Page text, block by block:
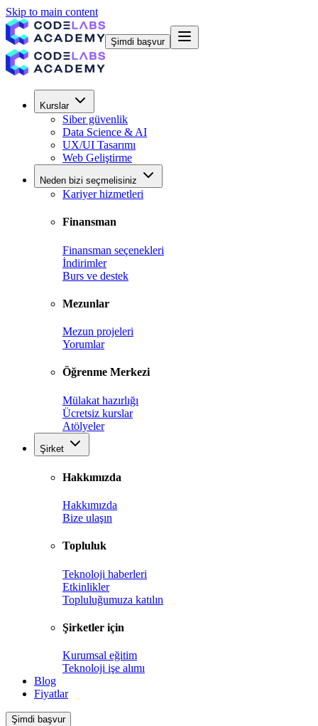
Skip to main content
Şimdi başvur
Kurslar
Siber güvenlik
Data Science & AI
UX/UI Tasarımı
Web Geliştirme
Neden bizi seçmelisiniz
Kariyer hizmetleri
Finansman
Finansman seçenekleri
İndirimler
Burs ve destek
Mezunlar
Mezun projeleri
Yorumlar
Öğrenme Merkezi
Mülakat hazırlığı
Ücretsiz kurslar
Atölyeler
Şirket
Hakkımızda
Hakkımızda
Bize ulaşın
Topluluk
Teknoloji haberleri
Etkinlikler
Topluluğumuza katılın
Şirketler için
Kurumsal eğitim
Teknoloji işe alımı
Blog
Fiyatlar
Şimdi başvur